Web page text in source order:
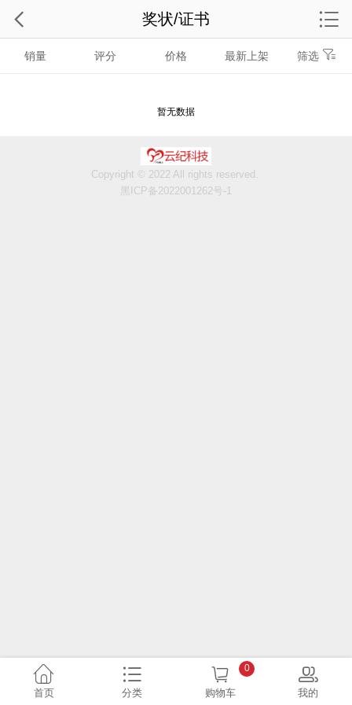
销量 评分 价格 最新上架 筛选
暂无数据
奖状/证书
Copyright © 2022 All rights reserved.
黑ICP备2022001262号-1
首页 分类 购物车
0
我的